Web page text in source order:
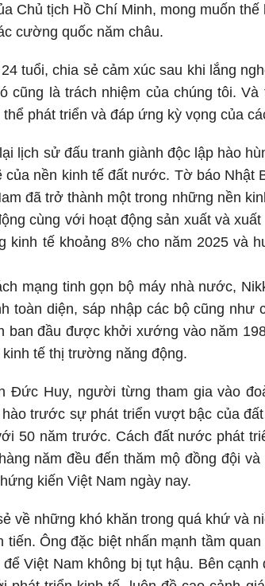
Chủ tịch Hồ Chí Minh, mong muốn
cường quốc năm châu.
tuổi, chia sẻ cảm xúc sau khi lắng
cũng là trách nhiệm của chúng tôi.
phát triển và đáp ứng kỳ vọng của
lịch sử đấu tranh giành độc lập hào
của nền kinh tế đất nước. Tờ báo Nhật
đã trở thành một trong những nền
cùng với hoạt động sản xuất và
kinh tế khoảng 8% cho năm 2025 và
mạng tinh gọn bộ máy nhà nước,
toàn diện, sáp nhập các bộ cũng
ban đầu được khởi xướng vào năm
tế thị trường năng động.
Đức Huy, người từng tham gia vào
trước sự phát triển vượt bậc của
50 năm trước. Cách đất nước phát
năm đều đến thăm mộ đồng đội
kiến Việt Nam ngày nay.
về những khó khăn trong quá khứ và
tiến. Ông đặc biệt nhấn mạnh tầm
Việt Nam không bị tụt hậu. Bên